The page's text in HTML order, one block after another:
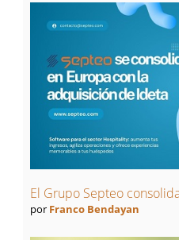
El Grupo Septeo
por Franco Bendayan